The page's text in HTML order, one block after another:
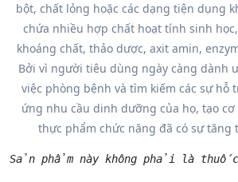
bột, chất lỏng hoặc các dạng tiện dụng
chứa nhiều hợp chất hoạt tính sinh
khoáng chất, thảo dược, axit amin,
Bởi vì người tiêu dùng ngày càng dành
việc phòng bệnh và tìm kiếm các sự hỗ
ứng nhu cầu dinh dưỡng của họ, tạo
thực phẩm chức năng đã có sự tăng
Sản phẩm này không phải là